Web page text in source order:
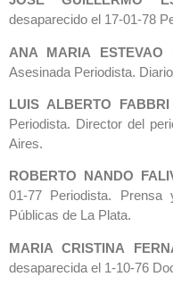
desaparecido el 17-01-78
ANA MARIA ESTEVAO
Asesinada Periodista.
LUIS ALBERTO FABBRI
Periodista. Director del
Aires.
ROBERTO NANDO
01-77 Periodista.
Públicas de La Plata.
MARIA CRISTINA
desaparecida el 1-10-76